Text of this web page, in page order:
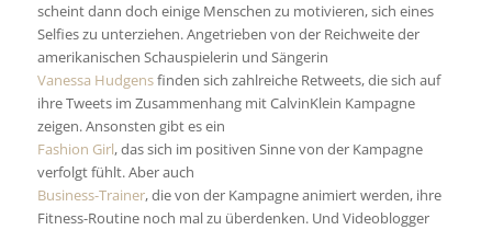
scheint dann doch einige Menschen zu motivieren, sich eines
Selfies zu unterziehen. Angetrieben von der Reichweite der
amerikanischen Schauspielerin und Sängerin
Vanessa Hudgensfinden sich zahlreiche Retweets, die sich auf
ihre Tweets im Zusammenhang mit CalvinKlein Kampagne
zeigen. Ansonsten gibt es ein
Fashion Girl, das sich im positiven Sinne von der Kampagne
verfolgt fühlt. Aber auch
Business-Trainer, die von der Kampagne animiert werden, ihre
Fitness-Routine noch mal zu überdenken. Und Videoblogger